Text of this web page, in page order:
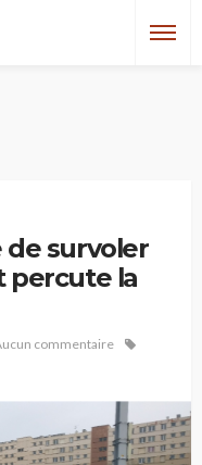
de survoler
percute la
commentaire